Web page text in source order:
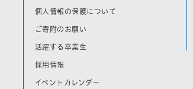
個人情報の保護について
ご寄附のお願い
活躍する卒業生
採用情報
イベントカレンダー